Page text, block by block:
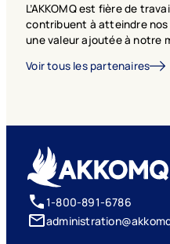
L’AKKOMQ est fière de
contribuent à atteindre
une valeur ajoutée à notre
Voir tous les partenaires
1-800-891-6786